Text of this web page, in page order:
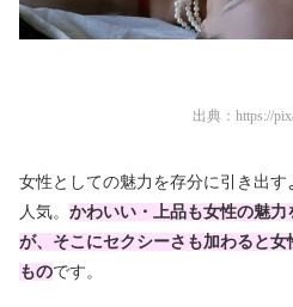
出典： https://
女性としての魅力を存分に引き出
人気。 かわいい・上品も女性の魅
が、そこにセクシーさも加わると
ものです。